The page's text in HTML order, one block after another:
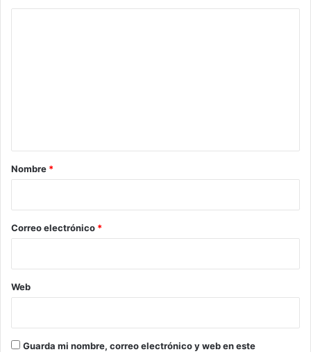
r
*
Nombre *
Correo electrónico *
Web
Guarda mi nombre, correo electrónico y web en este